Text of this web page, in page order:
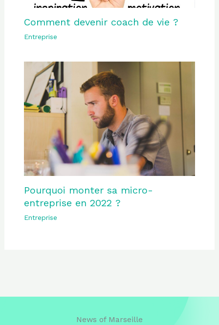
Comment devenir coach de vie ?
Entreprise
Pourquoi monter sa micro-
entreprise en 2022 ?
Entreprise
News of Marseille